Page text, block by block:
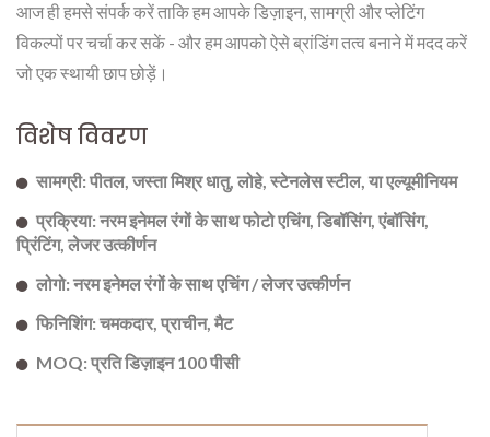
आज ही हमसे संपर्क करें ताकि हम आपके डिज़ाइन, सामग्री और प्लेटिंग
विकल्पों पर चर्चा कर सकें - और हम आपको ऐसे ब्रांडिंग तत्व बनाने में मदद करें
जो एक स्थायी छाप छोड़ें।
विशेष विवरण
सामग्री: पीतल, जस्ता मिश्र धातु, लोहे, स्टेनलेस स्टील, या एल्यूमीनियम
प्रक्रिया: नरम इनेमल रंगों के साथ फोटो एचिंग, डिबॉसिंग, एंबॉसिंग,
प्रिंटिंग, लेजर उत्कीर्णन
लोगो: नरम इनेमल रंगों के साथ एचिंग / लेजर उत्कीर्णन
फिनिशिंग: चमकदार, प्राचीन, मैट
MOQ: प्रति डिज़ाइन 100 पीसी